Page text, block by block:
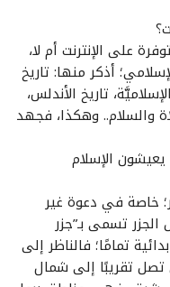
على الإنترنت أم لا،
أذكر منها: تاريخ
تاريخ الأندلس،
والسلام.. وهكذا، فجهد
الإسلام
خاصة في دعوة غير
تسمى بـ”جزر
تمامًا؛ فالناظر إلى
تصل تقريبًا إلى شمال